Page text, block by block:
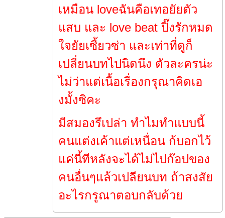
เหมือน loveฉันคือเทอยัยตัว
แสบ และ love beat ปิ๊งรักหมด
ใจยัยเซี้ยวซ่า และเท่าที่ดูก็
เปลี่ยนบทไปนิดนึง ตัวละครน่ะ
ไม่ว่าแต่เนื้อเรื่องกรุณาคิดเอ
งมั้งซิคะ
มีสมองรึเปล่า ทำไมทำแบบนี้
คนแต่งเค้าแต่เหนื่อน ก้บอกไว้
แค่นี้ทีหลังจะได้ไม่ไปก๊อปของ
คนอื่นๆแล้วเปลียนบท ถ้าสงสัย
อะไรกรูณาตอบกลับด้วย